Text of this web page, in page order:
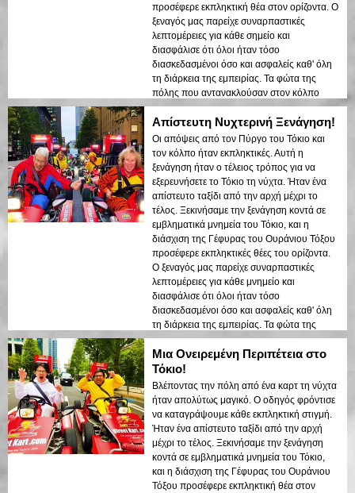
προσέφερε εκπληκτική θέα στον ορίζοντα. Ο
ξεναγός μας παρείχε συναρπαστικές
λεπτομέρειες για κάθε σημείο και
διασφάλισε ότι όλοι ήταν τόσο
διασκεδασμένοι όσο και ασφαλείς καθ' όλη
τη διάρκεια της εμπειρίας. Τα φώτα της
πόλης που αντανακλούσαν στον κόλπο
δημιούργησαν μια ονειρεμένη ατμόσφαιρα
που άφησε μια διαρκή εντύπωση. Αυτή η
ξενάγηση είναι ιδανική για τους επισκέπτες
που έρχονται για πρώτη φορά και θέλουν
έναν συνδυασμό περιπέτειας και
sightseeing. Η αντίθεση μεταξύ των
σύγχρονων δομών του Τόκιο και των
ιστορικών περιοχών αναδείχθηκε όμορφα
στα νυχτερινά φώτα. Θα συνιστούσα αυτή
την ξενάγηση σε οποιονδήποτε!
Απίστευτη Νυχτερινή Ξενάγηση!
Οι απόψεις από τον Πύργο του Τόκιο και
τον κόλπο ήταν εκπληκτικές. Αυτή η
ξενάγηση ήταν ο τέλειος τρόπος για να
εξερευνήσετε το Τόκιο τη νύχτα. Ήταν ένα
απίστευτο ταξίδι από την αρχή μέχρι το
τέλος. Ξεκινήσαμε την ξενάγηση κοντά σε
εμβληματικά μνημεία του Τόκιο, και η
διάσχιση της Γέφυρας του Ουράνιου Τόξου
προσέφερε εκπληκτικές θέες του ορίζοντα.
Ο ξεναγός μας παρείχε συναρπαστικές
λεπτομέρειες για κάθε μνημείο και
διασφάλισε ότι όλοι ήταν τόσο
διασκεδασμένοι όσο και ασφαλείς καθ' όλη
τη διάρκεια της εμπειρίας. Τα φώτα της
πόλης που αντανακλούσαν στον κόλπο
δημιούργησαν μια ονειρεμένη ατμόσφαιρα
που άφησε μια διαρκή εντύπωση. Αυτή η
ξενάγηση είναι ιδανική για επισκέπτες που
έρχονται για πρώτη φορά και θέλουν έναν
συνδυασμό περιπέτειας και sightseeing. Η
αντίθεση μεταξύ των σύγχρονων δομών του
Τόκιο και των ιστορικών περιοχών
αναδείχθηκε όμορφα στα νυχτερινά φώτα.
Θα συνιστούσα αυτή την ξενάγηση σε
οποιονδήποτε!
Μια Ονειρεμένη Περιπέτεια στο
Τόκιο!
Βλέποντας την πόλη από ένα καρτ τη νύχτα
ήταν απολύτως μαγικό. Ο οδηγός φρόντισε
να καταγράψουμε κάθε εκπληκτική στιγμή.
Ήταν ένα απίστευτο ταξίδι από την αρχή
μέχρι το τέλος. Ξεκινήσαμε την ξενάγηση
κοντά σε εμβληματικά μνημεία του Τόκιο,
και η διάσχιση της Γέφυρας του Ουράνιου
Τόξου προσέφερε εκπληκτική θέα στον